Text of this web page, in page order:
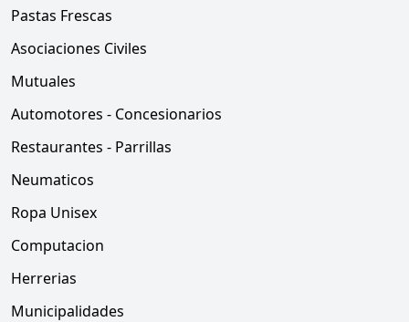
Pastas Frescas
Asociaciones Civiles
Mutuales
Automotores - Concesionarios
Restaurantes - Parrillas
Neumaticos
Ropa Unisex
Computacion
Herrerias
Municipalidades